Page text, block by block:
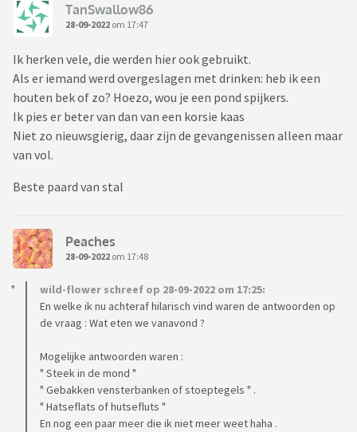
TanSwallow86
28-09-2022 om 17:47
Ik herken vele, die werden hier ook gebruikt.
Als er iemand werd overgeslagen met drinken: heb ik een
houten bek of zo? Hoezo, wou je een pond spijkers.
Ik pies er beter van dan van een korsie kaas
Niet zo nieuwsgierig, daar zijn de gevangenissen alleen maar
van vol.
Beste paard van stal
Peaches
28-09-2022 om 17:48
wild-flower schreef op 28-09-2022 om 17:25:
En welke ik nu achteraf hilarisch vind waren de antwoorden op
de vraag : Wat eten we vanavond ?
Mogelijke antwoorden waren :
" Steek in de mond "
" Gebakken vensterbanken of stoeptegels " .
" Hatseflats of hutsefluts "
En nog een paar meer die ik niet meer weet haha .